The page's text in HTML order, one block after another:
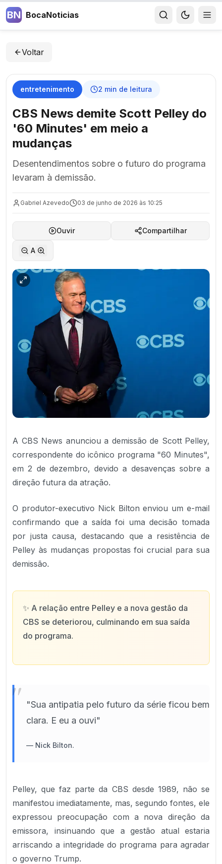
BN BocaNoticias
Voltar
entretenimento 2 min de leitura
CBS News demite Scott Pelley do
'60 Minutes' em meio a
mudanças
Desentendimentos sobre o futuro do programa
levaram à demissão.
Gabriel Azevedo 03 de junho de 2026 às 10:25
Ouvir Compartilhar
A
A CBS News anunciou a demissão de Scott Pelley,
correspondente do icônico programa "60 Minutes",
em 2 de dezembro, devido a desavenças sobre a
direção futura da atração.
O produtor-executivo Nick Bilton enviou um e-mail
confirmando que a saída foi uma decisão tomada
por justa causa, destacando que a resistência de
Pelley às mudanças propostas foi crucial para sua
demissão.
✨ A relação entre Pelley e a nova gestão da
CBS se deteriorou, culminando em sua saída
do programa.
"
"Sua antipatia pelo futuro da série ficou bem
clara. E eu a ouvi"
— Nick Bilton.
Pelley, que faz parte da CBS desde 1989, não se
manifestou imediatamente, mas, segundo fontes, ele
expressou preocupação com a nova direção da
emissora, insinuando que a gestão atual estaria
arriscando a integridade do programa para agradar
o governo Trump.